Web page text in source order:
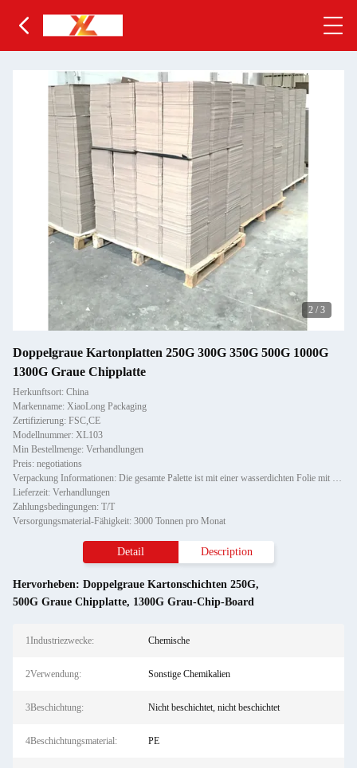
2 / 3
Doppelgraue Kartonplatten 250G 300G 350G 500G 1000G
1300G Graue Chipplatte
Herkunftsort: China
Markenname: XiaoLong Packaging
Zertifizierung: FSC,CE
Modellnummer: XL103
Min Bestellmenge: Verhandlungen
Preis: negotiations
Verpackung Informationen: Die gesamte Palette ist mit einer wasserdichten Folie mit einem Papier-Eckschutz gewickelt und mit z
Lieferzeit: Verhandlungen
Zahlungsbedingungen: T/T
Versorgungsmaterial-Fähigkeit: 3000 Tonnen pro Monat
Detail Description
Hervorheben: Doppelgraue Kartonschichten 250G,
500G Graue Chipplatte, 1300G Grau-Chip-Board
1Industriezwecke: Chemische
2Verwendung: Sonstige Chemikalien
3Beschichtung: Nicht beschichtet, nicht beschichtet
4Beschichtungsmaterial: PE